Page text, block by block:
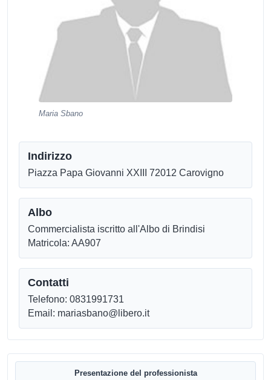
Maria Sbano
Indirizzo
Piazza Papa Giovanni XXIII 72012 Carovigno
Albo
Commercialista iscritto all'Albo di Brindisi
Matricola: AA907
Contatti
Telefono: 0831991731
Email: mariasbano@libero.it
Presentazione del professionista